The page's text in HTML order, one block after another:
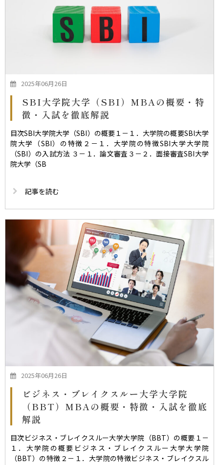
2025年06月26日
SBI大学院大学（SBI）MBAの概要・特
徴・入試を徹底解説
目次SBI大学院大学（SBI）の概要１－１．大学院の概要SBI大学
院大学（SBI）の特徴２－１．大学院の特徴SBI大学大学院
（SBI）の入試方法 ３－１．論文審査３－２．面接審査SBI大学
院大学（SB
記事を読む
2025年06月26日
ビジネス・ブレイクスルー大学大学院
（BBT）MBAの概要・特徴・入試を徹底
解説
目次ビジネス・ブレイクスルー大学大学院（BBT）の概要１－
１．大学院の概要ビジネス・ブレイクスルー大学大学院
（BBT）の特徴２－１．大学院の特徴ビジネス・ブレイクスル